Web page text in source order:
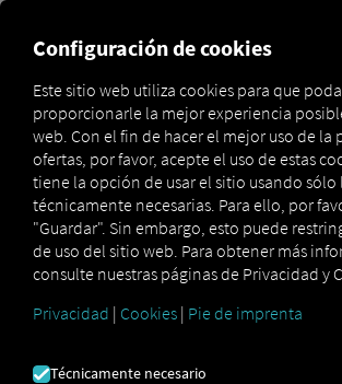
Creando una Pocket
Inicios de sesión del
dispositivo
Para iniciar sesión en el Pocket Driver
con inicio de sesión en el dispositivo,
de acceso en forma de código QR. Puedes
en la RIO Cualquier usuario con permisos
vez creada, el código es válido para un
sesión en la aplicación escaneando el
Configuración de cookies
Este sitio web utiliza cookies para que
proporcionarle la mejor experiencia
web. Con el fin de hacer el mejor uso de la
ofertas, por favor, acepte el uso de estas
tiene la opción de usar el sitio usando sólo
técnicamente necesarias. Para ello, por
"Guardar". Sin embargo, esto puede
de uso del sitio web. Para obtener más
consulte nuestras páginas de Privacidad y
Privacidad | Cookies | Pie de imprenta
Técnicamente necesario